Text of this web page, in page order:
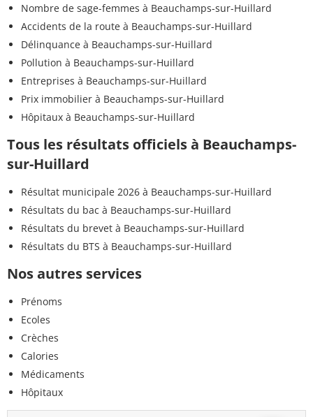
Nombre de sage-femmes à Beauchamps-sur-Huillard
Accidents de la route à Beauchamps-sur-Huillard
Délinquance à Beauchamps-sur-Huillard
Pollution à Beauchamps-sur-Huillard
Entreprises à Beauchamps-sur-Huillard
Prix immobilier à Beauchamps-sur-Huillard
Hôpitaux à Beauchamps-sur-Huillard
Tous les résultats officiels à Beauchamps-
sur-Huillard
Résultat municipale 2026 à Beauchamps-sur-Huillard
Résultats du bac à Beauchamps-sur-Huillard
Résultats du brevet à Beauchamps-sur-Huillard
Résultats du BTS à Beauchamps-sur-Huillard
Nos autres services
Prénoms
Ecoles
Crèches
Calories
Médicaments
Hôpitaux